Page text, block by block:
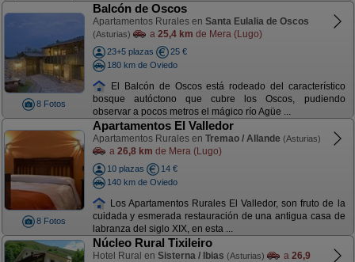
8 Fotos
Balcón de Oscos
Apartamentos Rurales en Santa Eulalia de Oscos
(Asturias) a 25,4 km de Mera (Lugo)
23+5 plazas
25 €
180 km de Oviedo
El Balcón de Oscos está rodeado del característico
bosque autóctono que cubre los Oscos, pudiendo
observar a pocos metros el mágico río Agüe ...
8 Fotos
Apartamentos El Valledor
Apartamentos Rurales en Tremao / Allande (Asturias)
a 26,8 km de Mera (Lugo)
10 plazas
14 €
140 km de Oviedo
Los Apartamentos Rurales El Valledor, son fruto de la
cuidada y esmerada restauración de una antigua casa de
labranza del siglo XIX, en esta ...
Núcleo Rural Tixileiro
Hotel Rural en Sisterna / Ibias (Asturias) a 26,9